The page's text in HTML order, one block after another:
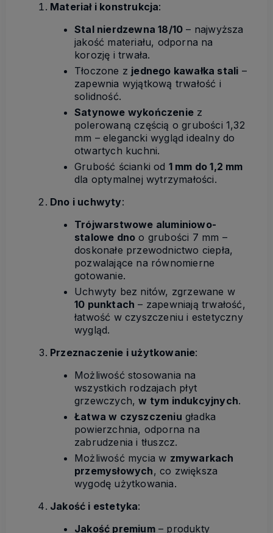
Materiał i konstrukcja:
Stal nierdzewna 18/10 – najwyższa
jakość materiału, odporna na
korozję i trwała.
Tłoczone z jednego kawałka stali –
zapewnia wyjątkową trwałość i
solidność.
Satynowe wykończenie z
polerowaną częścią o grubości 1,32
mm – elegancki wygląd idealny do
otwartych kuchni.
Grubość ścianki od 1 mm do 1,2 mm
dla optymalnej wytrzymałości.
Dno i uchwyty:
Trójwarstwowe aluminiowo-
stalowe dno o grubości 7 mm –
doskonałe przewodnictwo ciepła,
pozwalające na równomierne
gotowanie.
Uchwyty bez nitów, zgrzewane w
10 punktach – zapewniają trwałość,
łatwość w czyszczeniu i estetyczny
wygląd.
Przeznaczenie i użytkowanie:
Możliwość stosowania na
wszystkich rodzajach płyt
grzewczych,w tym indukcyjnych.
Łatwa w czyszczeniu gładka
powierzchnia, odporna na
zabrudzenia i tłuszcz.
Możliwość mycia w zmywarkach
przemysłowych, co zwiększa
wygodę użytkowania.
Jakość i estetyka:
Jakość premium– produkty